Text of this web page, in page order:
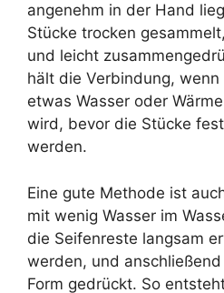
angenehm in der Hand
Stücke trocken
und leicht
hält die Verbindung,
etwas Wasser oder
wird, bevor die Stücke
werden.
Eine gute Methode ist
mit wenig Wasser im
die Seifenreste langsam
werden, und
Form gedrückt. So